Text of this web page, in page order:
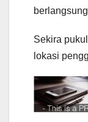
Sekira
lokasi